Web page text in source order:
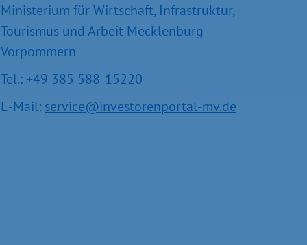
Ministerium für Wirtschaft, Infrastruktur,
Tourismus und Arbeit Mecklenburg-
Vorpommern
Tel.: +49 385 588-15220
E-Mail: service@investorenportal-mv.de